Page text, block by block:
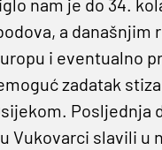
nam je do 34.
a
i eventualno
zadatak
Posljednja
Vukovarci slavili